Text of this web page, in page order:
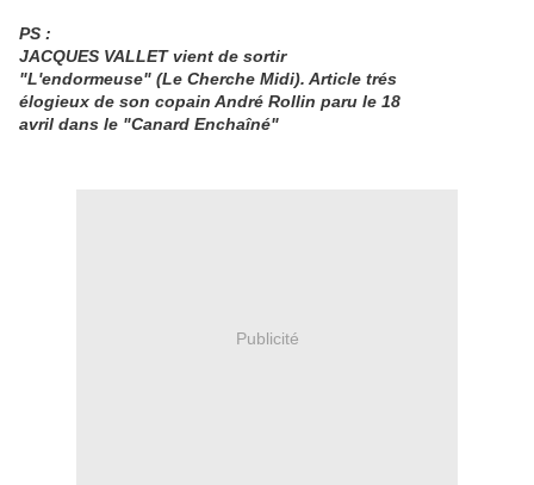
PS :
JACQUES VALLET vient de sortir
"L'endormeuse" (Le Cherche Midi). Article trés
élogieux de son copain André Rollin paru le 18
avril dans le "Canard Enchaîné"
Publicité